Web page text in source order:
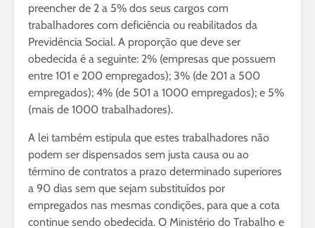
preencher de 2 a 5% dos seus cargos com
trabalhadores com deficiência ou reabilitados da
Previdência Social. A proporção que deve ser
obedecida é a seguinte: 2% (empresas que possuem
entre 101 e 200 empregados); 3% (de 201 a 500
empregados); 4% (de 501 a 1000 empregados); e 5%
(mais de 1000 trabalhadores).
A lei também estipula que estes trabalhadores não
podem ser dispensados sem justa causa ou ao
término de contratos a prazo determinado superiores
a 90 dias sem que sejam substituídos por
empregados nas mesmas condições, para que a cota
continue sendo obedecida. O Ministério do Trabalho e